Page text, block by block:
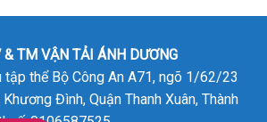
& TM VẬN TẢI ÁNH DƯƠNG
tập thể Bộ Công An A71, ngõ 1/62/23
Đình, Quận Thanh Xuân, Thành